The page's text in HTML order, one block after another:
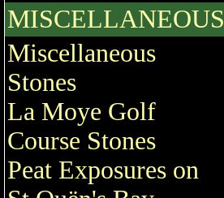
MISCELLANEOUS
Miscellaneous
Stones
La Moye Golf
Course Stones
Peat Exposures on